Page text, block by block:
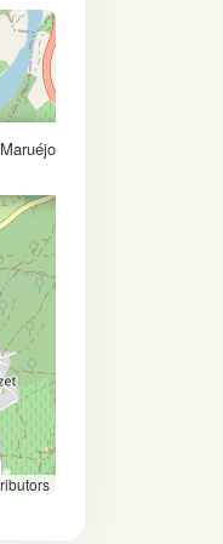
lès-